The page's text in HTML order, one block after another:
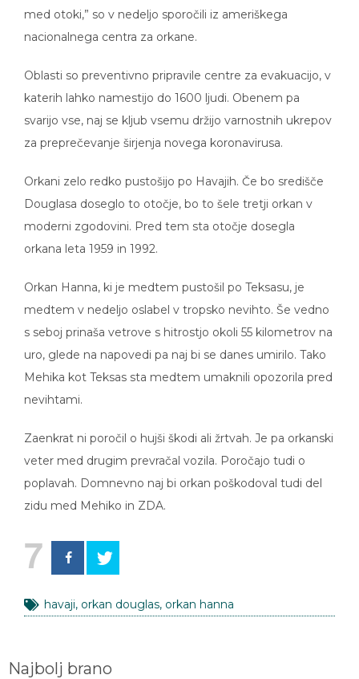
med otoki,” so v nedeljo sporočili iz ameriškega
nacionalnega centra za orkane.
Oblasti so preventivno pripravile centre za evakuacijo, v
katerih lahko namestijo do 1600 ljudi. Obenem pa
svarijo vse, naj se kljub vsemu držijo varnostnih ukrepov
za preprečevanje širjenja novega koronavirusa.
Orkani zelo redko pustošijo po Havajih. Če bo središče
Douglasa doseglo to otočje, bo to šele tretji orkan v
moderni zgodovini. Pred tem sta otočje dosegla
orkana leta 1959 in 1992.
Orkan Hanna, ki je medtem pustošil po Teksasu, je
medtem v nedeljo oslabel v tropsko nevihto. Še vedno
s seboj prinaša vetrove s hitrostjo okoli 55 kilometrov na
uro, glede na napovedi pa naj bi se danes umirilo. Tako
Mehika kot Teksas sta medtem umaknili opozorila pred
nevihtami.
Zaenkrat ni poročil o hujši škodi ali žrtvah. Je pa orkanski
veter med drugim prevračal vozila. Poročajo tudi o
poplavah. Domnevno naj bi orkan poškodoval tudi del
zidu med Mehiko in ZDA.
7
havaji, orkan douglas, orkan hanna
Najbolj brano